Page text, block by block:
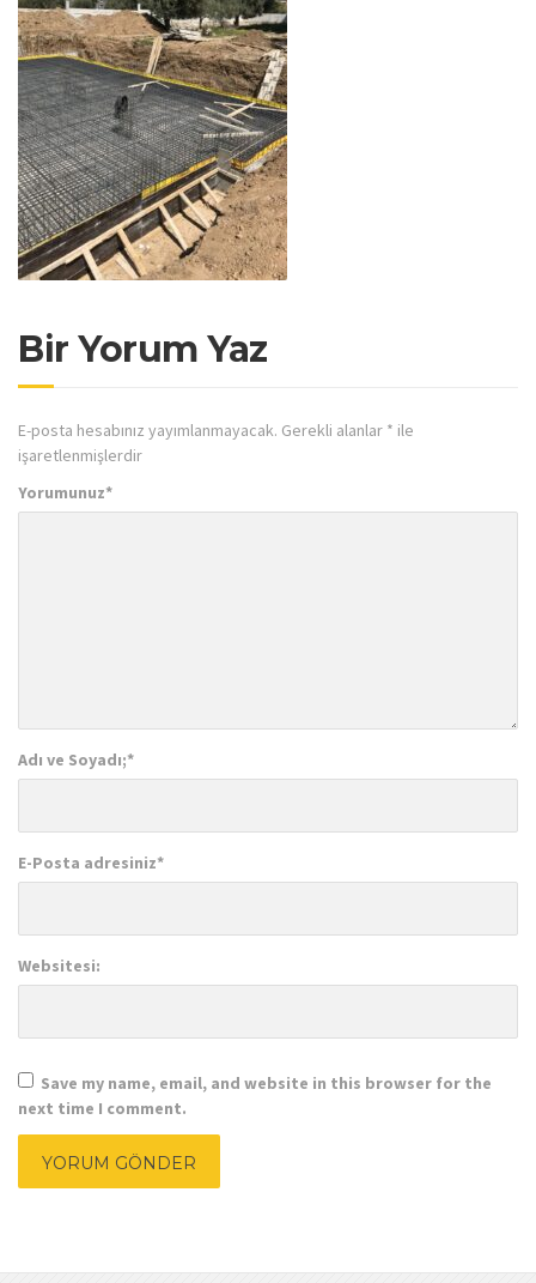
Bir Yorum Yaz
E-posta hesabınız yayımlanmayacak. Gerekli alanlar * ile
işaretlenmişlerdir
Yorumunuz*
Adı ve Soyadı;*
E-Posta adresiniz*
Websitesi:
Save my name, email, and website in this browser for the
next time I comment.